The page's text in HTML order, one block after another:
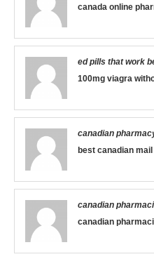
canada online
ed pills that work
100mg viagra
canadian
best canadian
canadian
canadian